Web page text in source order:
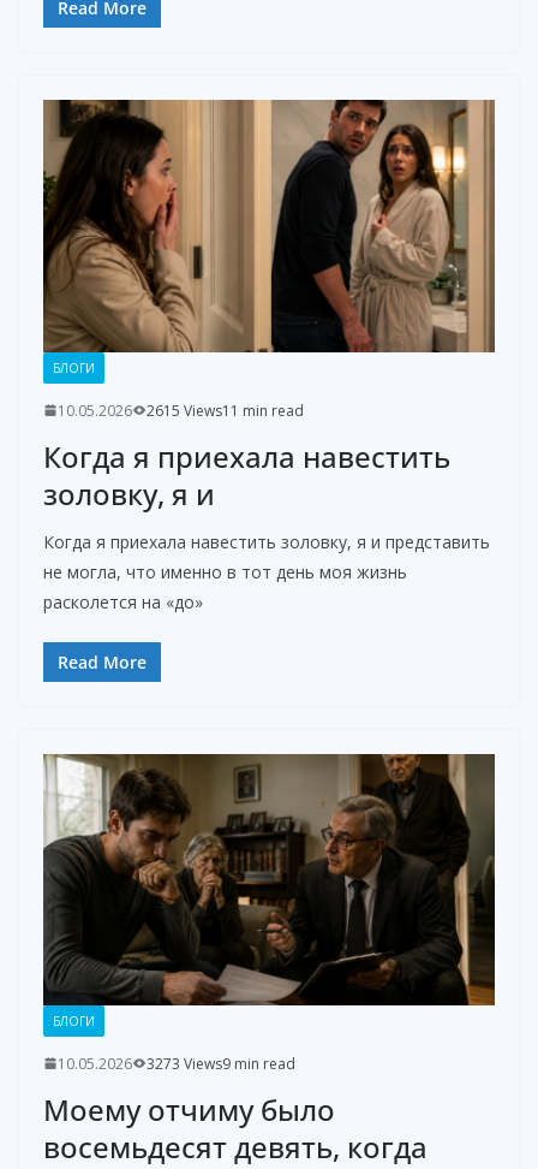
Read More
БЛОГИ
10.05.2026 2615 Views11 min read
Когда я приехала навестить
золовку, я и
Когда я приехала навестить золовку, я и представить
не могла, что именно в тот день моя жизнь
расколется на «до»
Read More
БЛОГИ
10.05.2026 3273 Views9 min read
Моему отчиму было
восемьдесят девять, когда